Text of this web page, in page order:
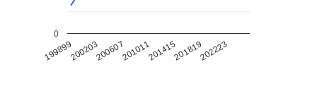
199899200203200607201011201415201819202223
0